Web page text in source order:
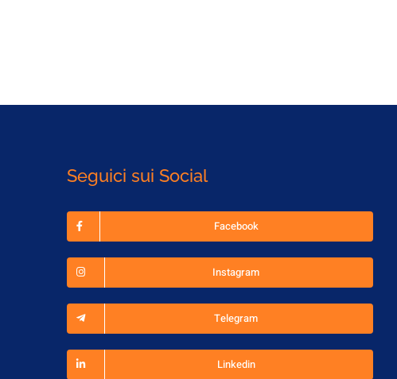
Seguici sui Social
Facebook
Instagram
Telegram
Linkedin